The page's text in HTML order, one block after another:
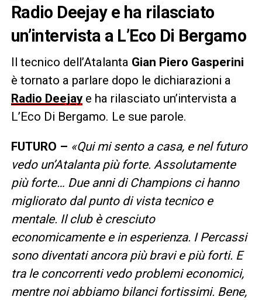
Radio Deejay e ha rilasciato
un’intervista a L’Eco Di Bergamo
Il tecnico dell’Atalanta Gian Piero Gasperini
è tornato a parlare dopo le dichiarazioni a
Radio Deejaye ha rilasciato un’intervista a
L’Eco Di Bergamo. Le sue parole.
FUTURO – «Qui mi sento a casa, e nel futuro
vedo un’Atalanta più forte. Assolutamente
più forte… Due anni di Champions ci hanno
migliorato dal punto di vista tecnico e
mentale. Il club è cresciuto
economicamente e in esperienza. I Percassi
sono diventati ancora più bravi e più forti. E
tra le concorrenti vedo problemi economici,
mentre noi abbiamo bilanci fortissimi. Bene,